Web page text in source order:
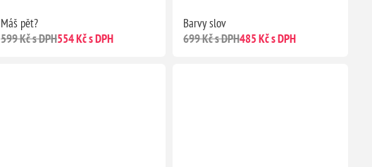
Máš pět?
599 Kč s DPH554 Kč s DPH
Barvy slov
699 Kč s DPH485 Kč s DPH